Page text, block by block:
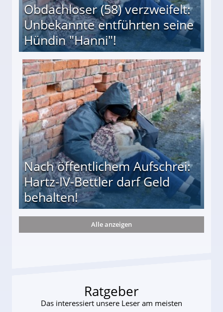
Obdachloser (58) verzweifelt:
Unbekannte entführten seine
Hündin "Hanni"!
entführten seine Hündin "Hanni"!
Nach öffentlichem Aufschrei:
Hartz-IV-Bettler darf Geld
behalten!
darf Geld behalten!
Alle anzeigen
Ratgeber
Das interessiert unsere Leser am meisten